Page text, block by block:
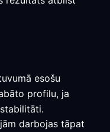
esošu
profilu, ja
darbojas tāpat